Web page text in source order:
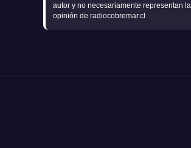
autor y no necesariamente representan la
opinión de radiocobremar.cl